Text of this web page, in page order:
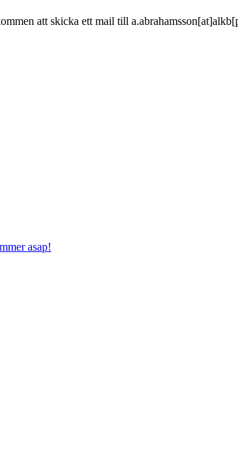
att skicka ett mail till
asap!